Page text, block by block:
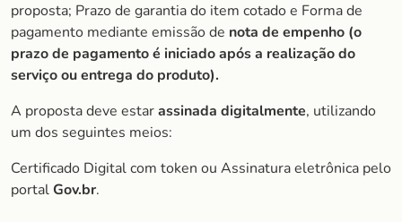
proposta; Prazo de garantia do item cotado e Forma de
pagamento mediante emissão de nota de empenho (o
prazo de pagamento é iniciado após a realização do
serviço ou entrega do produto).
A proposta deve estarassinada digitalmente, utilizando
um dos seguintes meios:
Certificado Digital com token ou Assinatura eletrônica pelo
portalGov.br.